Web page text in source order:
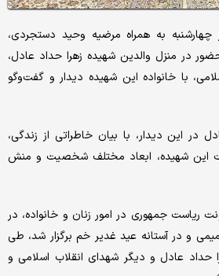
چهارشنبه به همراه مرضیه وحید دستجردی،
در منزل والدین شهیده زهرا حداد عادل،
با خانواده این شهیده دیدار و گفت‌وگو
در این دیدار، با بیان خاطراتی از زندگی،
این شهیده، ابعاد مختلف شخصیت و منش
ریاست جمهوری در امور زنان و خانواده، در
و در آستانه عید غدیر خم برگزار شد، طی
حداد عادل و دیگر شهدای انقلاب اسلامی و